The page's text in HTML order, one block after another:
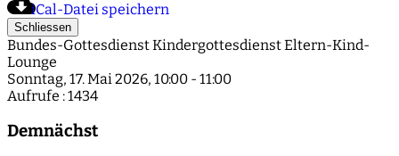
iCal-Datei speichern
Schliessen
Bundes-Gottesdienst Kindergottesdienst Eltern-Kind-
Lounge
Sonntag, 17. Mai 2026, 10:00 - 11:00
Aufrufe : 1434
Demnächst